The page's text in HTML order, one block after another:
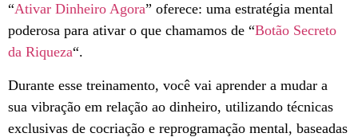
“Ativar Dinheiro Agora” oferece: uma estratégia mental
poderosa para ativar o que chamamos de “Botão Secreto
da Riqueza“.
Durante esse treinamento, você vai aprender a mudar a
sua vibração em relação ao dinheiro, utilizando técnicas
exclusivas de cocriação e reprogramação mental, baseadas